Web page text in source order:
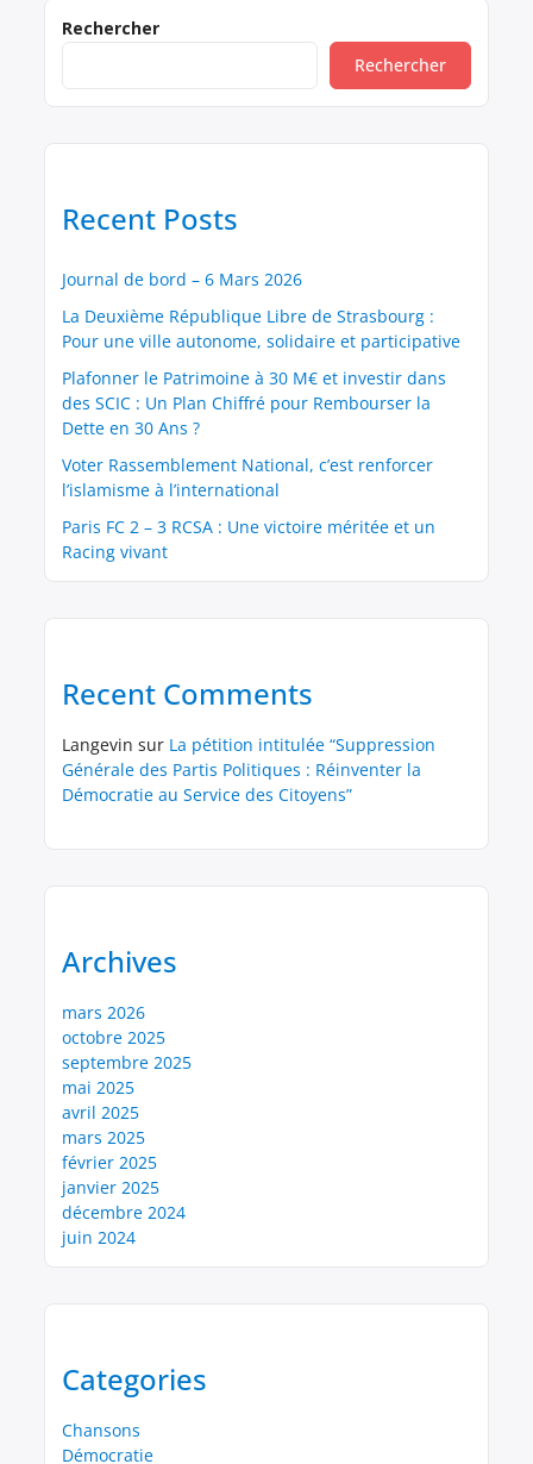
chaque député d’organiser, dans sa
circonscription, une assemblée citoyenne sous
forme de forum ouvert. L’objectif serait de créer
Rechercher
Rechercher
Recent Posts
Journal de bord – 6 Mars 2026
La Deuxième République Libre de Strasbourg :
Pour une ville autonome, solidaire et participative
Plafonner le Patrimoine à 30 M€ et investir dans
des SCIC : Un Plan Chiffré pour Rembourser la
Dette en 30 Ans ?
Voter Rassemblement National, c’est renforcer
l’islamisme à l’international
Paris FC 2 – 3 RCSA : Une victoire méritée et un
Racing vivant
Recent Comments
Langevin sur La pétition intitulée “Suppression
Générale des Partis Politiques : Réinventer la
Démocratie au Service des Citoyens”
Archives
mars 2026
octobre 2025
septembre 2025
mai 2025
avril 2025
mars 2025
février 2025
janvier 2025
décembre 2024
juin 2024
Categories
Chansons
Démocratie